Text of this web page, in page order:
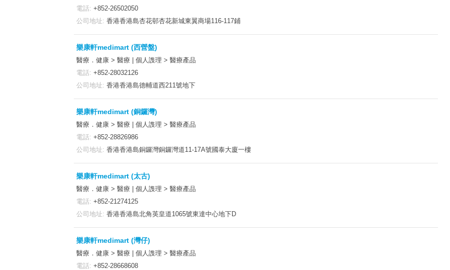
電話: +852-26502050
公司地址: 香港香港島杏花邨杏花新城東翼商場116-117鋪
樂康軒medimart (西營盤)
醫療．健康 > 醫療 | 個人謢理 > 醫療產品
電話: +852-28032126
公司地址: 香港香港島德輔道西211號地下
樂康軒medimart (銅鑼灣)
醫療．健康 > 醫療 | 個人謢理 > 醫療產品
電話: +852-28826986
公司地址: 香港香港島銅鑼灣銅鑼灣道11-17A號國泰大廈一樓
樂康軒medimart (太古)
醫療．健康 > 醫療 | 個人謢理 > 醫療產品
電話: +852-21274125
公司地址: 香港香港島北角英皇道1065號東達中心地下D
樂康軒medimart (灣仔)
醫療．健康 > 醫療 | 個人謢理 > 醫療產品
電話: +852-28668608